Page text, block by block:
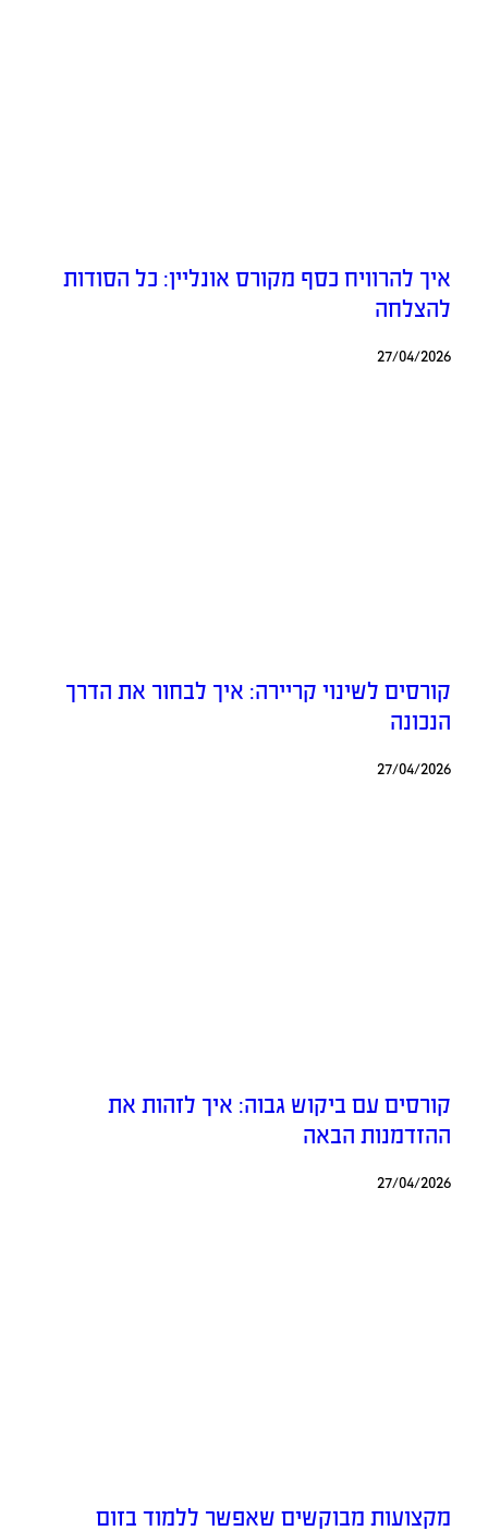
איך להרוויח כסף מקורס אונליין: כל הסודות
להצלחה
27/04/2026
קורסים לשינוי קריירה: איך לבחור את הדרך
הנכונה
27/04/2026
קורסים עם ביקוש גבוה: איך לזהות את
ההזדמנות הבאה
27/04/2026
מקצועות מבוקשים שאפשר ללמוד בזום